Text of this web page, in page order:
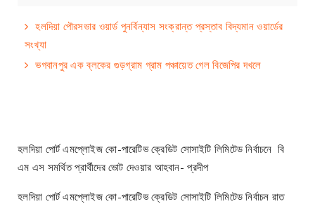
হলদিয়া পৌরসভার ওয়ার্ড পুনর্বিন্যাস সংক্রান্ত প্রস্তাব বিদ্যমান ওয়ার্ডের
সংখ্যা
ভগবানপুর এক ব্লকের গুড়গ্রাম গ্রাম পঞ্চায়েত গেল বিজেপির দখলে
হলদিয়া পোর্ট এমপ্লোইজ কো-পারেটিভ ক্রেডিট সোসাইটি লিমিটেড নির্বাচনে বি
এম এস সমর্থিত প্রার্থীদের ভোট দেওয়ার আহবান- প্রদীপ
হলদিয়া পোর্ট এমপ্লোইজ কো-পারেটিভ ক্রেডিট সোসাইটি লিমিটেড নির্বাচন রাত